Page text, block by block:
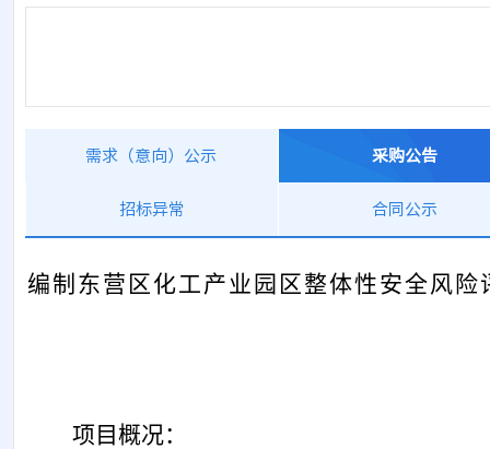
需求（意向）公示 采购公告
招标异常 合同公示
编制东营区化工产业园区整体性安全风
项目概况：